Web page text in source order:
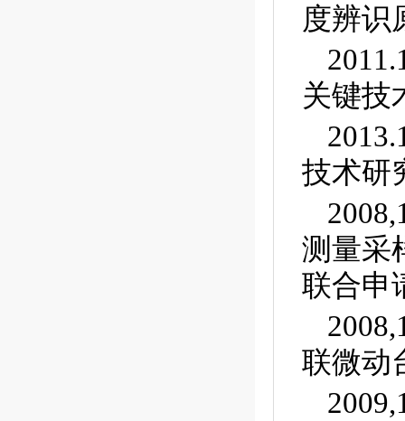
度辨识
关键技
技术研
测量
联合申
联微动